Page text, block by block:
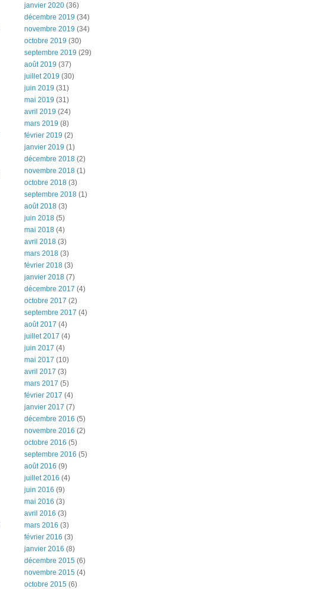
janvier 2020 (36)
décembre 2019 (34)
novembre 2019 (34)
octobre 2019 (30)
septembre 2019 (29)
août 2019 (37)
juillet 2019 (30)
juin 2019 (31)
mai 2019 (31)
avril 2019 (24)
mars 2019 (8)
février 2019 (2)
janvier 2019 (1)
décembre 2018 (2)
novembre 2018 (1)
octobre 2018 (3)
septembre 2018 (1)
août 2018 (3)
juin 2018 (5)
mai 2018 (4)
avril 2018 (3)
mars 2018 (3)
février 2018 (3)
janvier 2018 (7)
décembre 2017 (4)
octobre 2017 (2)
septembre 2017 (4)
août 2017 (4)
juillet 2017 (4)
juin 2017 (4)
mai 2017 (10)
avril 2017 (3)
mars 2017 (5)
février 2017 (4)
janvier 2017 (7)
décembre 2016 (5)
novembre 2016 (2)
octobre 2016 (5)
septembre 2016 (5)
août 2016 (9)
juillet 2016 (4)
juin 2016 (9)
mai 2016 (3)
avril 2016 (3)
mars 2016 (3)
février 2016 (3)
janvier 2016 (8)
décembre 2015 (6)
novembre 2015 (4)
octobre 2015 (6)